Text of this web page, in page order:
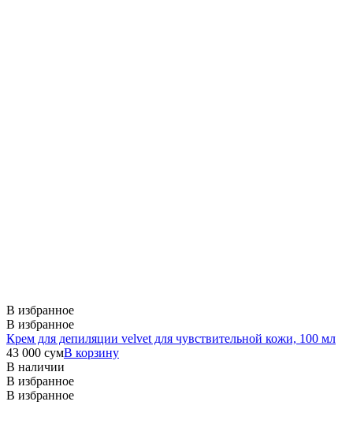
В избранное
В избранное
Крем для депиляции velvet для чувствительной кожи, 100 мл
43 000 сумВ корзину
В наличии
В избранное
В избранное